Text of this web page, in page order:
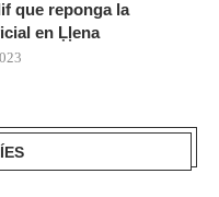
que reponga la
en Ḷḷena